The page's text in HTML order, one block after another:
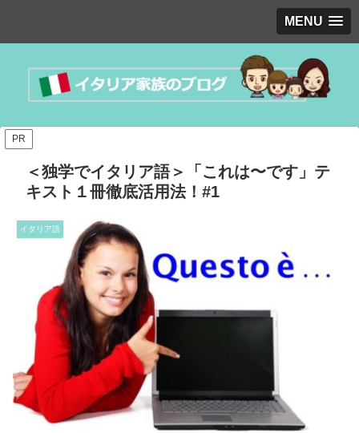
MENU
PR
＜独学でイタリア語＞「これは〜です」テ
キスト１冊徹底活用法！#1
イタリア語